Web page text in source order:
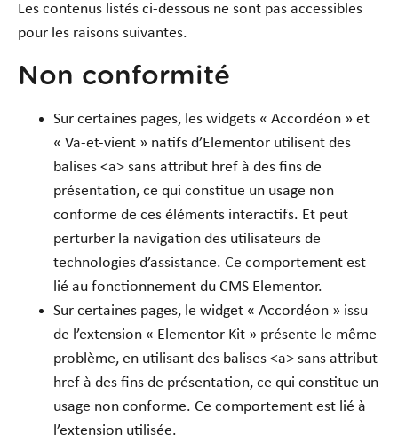
Les contenus listés ci-dessous ne sont pas accessibles
pour les raisons suivantes.
Non conformité
Sur certaines pages, les widgets « Accordéon » et
« Va-et-vient » natifs d’Elementor utilisent des
balises <a> sans attribut href à des fins de
présentation, ce qui constitue un usage non
conforme de ces éléments interactifs. Et peut
perturber la navigation des utilisateurs de
technologies d’assistance. Ce comportement est
lié au fonctionnement du CMS Elementor.
Sur certaines pages, le widget « Accordéon » issu
de l’extension « Elementor Kit » présente le même
problème, en utilisant des balises <a> sans attribut
href à des fins de présentation, ce qui constitue un
usage non conforme. Ce comportement est lié à
l’extension utilisée.